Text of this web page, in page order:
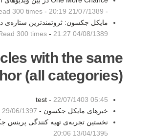
-
21/07/1389 20:19
-
300 times
مایکل جکسون: ثروتمندترین ستاره‌‌ی
04/08/1389 21:27
-
300 times
with the same
(all categories):
test - 22/07/1403 05:45
خبرهای مایکل جکسون - 29/06/1397 19:05
نخستین تجربه‌ی تهیه کنندگی پرینس
13/04/1395 20:06